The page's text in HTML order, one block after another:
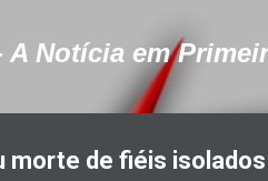
A Notícia em
morte de fiéis